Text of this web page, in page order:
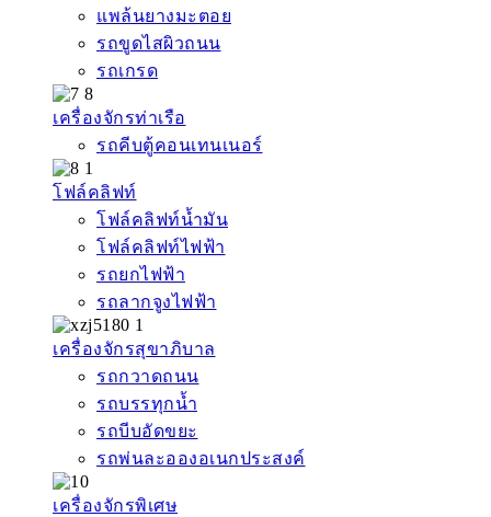
แพล้นยางมะตอย
รถขูดไสผิวถนน
รถเกรด
เครื่องจักรท่าเรือ
รถคีบตู้คอนเทนเนอร์
โฟล์คลิฟท์
โฟล์คลิฟท์น้ำมัน
โฟล์คลิฟท์ไฟฟ้า
รถยกไฟฟ้า
รถลากจูงไฟฟ้า
เครื่องจักรสุขาภิบาล
รถกวาดถนน
รถบรรทุกน้ำ
รถบีบอัดขยะ
รถพ่นละอองอเนกประสงค์
เครื่องจักรพิเศษ